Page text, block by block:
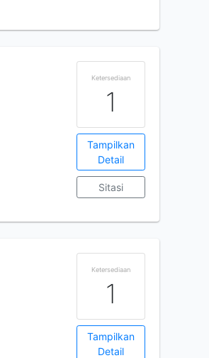
Ketersediaan
1
Tampilkan
Detail
Sitasi
Ketersediaan
1
Tampilkan
Detail